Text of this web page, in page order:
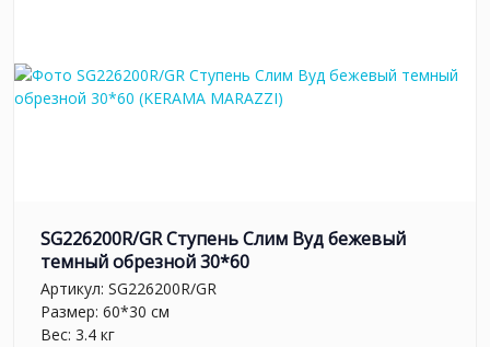
SG226200R/GR Ступень Слим Вуд бежевый
темный обрезной 30*60
Артикул: SG226200R/GR
Размер: 60*30 см
Вес: 3.4 кг